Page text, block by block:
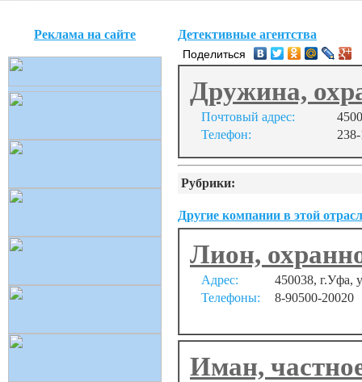
Реклама на сайте Детективные агентства
Поделиться
Дружина,
Почтовый адрес:
Телефон:
Рубрики:
Другие компании в этой
Лион,
Адрес:
450038, г.Уфа,
Телефоны:
8-90500-20020
Иман,